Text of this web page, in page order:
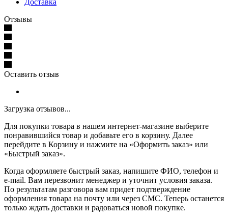
Отзывы
Оставить отзыв
Загрузка отзывов...
Для покупки товара в нашем интернет-магазине выберите
понравившийся товар и добавьте его в корзину. Далее
перейдите в Корзину и нажмите на «Оформить заказ» или
«Быстрый заказ».
Когда оформляете быстрый заказ, напишите ФИО, телефон и
e-mail. Вам перезвонит менеджер и уточнит условия заказа.
По результатам разговора вам придет подтверждение
оформления товара на почту или через СМС. Теперь останется
только ждать доставки и радоваться новой покупке.